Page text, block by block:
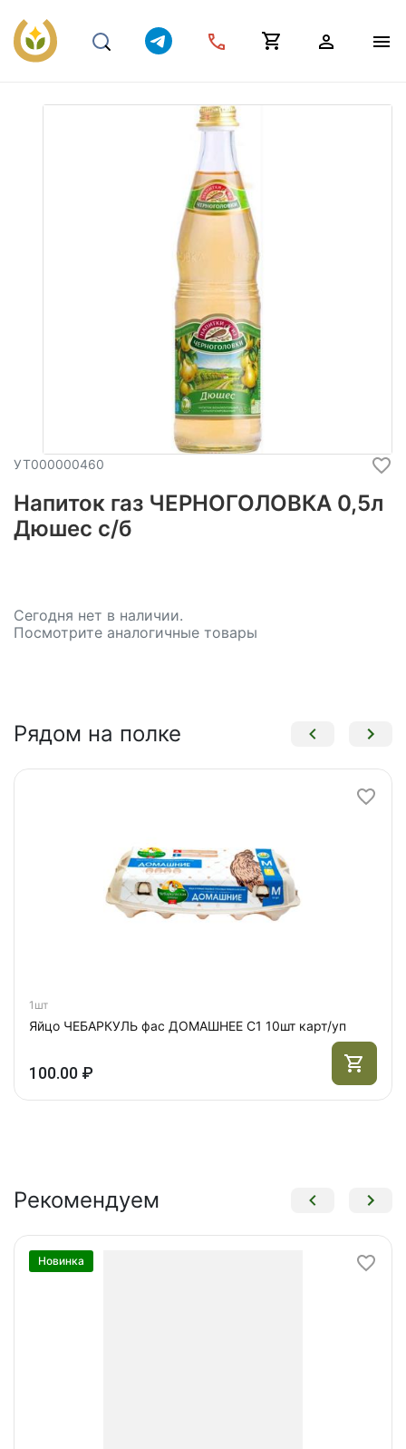
УТ000000460
Напиток газ ЧЕРНОГОЛОВКА 0,5л
Дюшес с/б
Сегодня нет в наличии.
Посмотрите аналогичные товары
Рядом на полке
1шт
Яйцо ЧЕБАРКУЛЬ фас ДОМАШНЕЕ С1 10шт карт/уп
100.00 ₽
Рекомендуем
Новинка